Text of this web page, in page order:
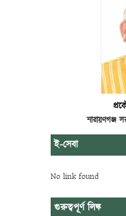
নারায়ণগঞ্জ
ই-সেবা
No link found
গুরুত্বপূর্ণ লিঙ্ক